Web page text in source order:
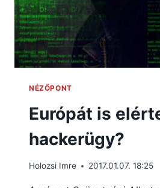
NÉZŐPONT
Európát is
hackerügy?
Holozsi Imre 2017.01.07. 18:25